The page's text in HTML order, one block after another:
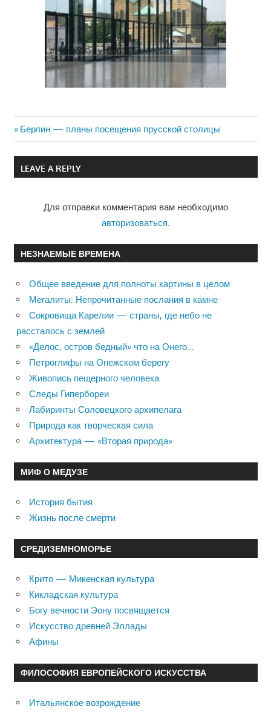
Навигация
по
Previous
Post:
Берлин — планы посещения прусской столицы
LEAVE A REPLY
Для отправки комментария вам необходимо
авторизоваться
НЕЗНАЕМЫЕ ВРЕМЕНА
Общее введение для полноты картины в целом
Мегалиты: Непрочитанные послания в камне
Сокровища Карелии — страны, где небо не
рассталось с землей
«Делос, остров бедный» что на Онего…
Петроглифы на Онежском берегу
Живопись пещерного человека
Следы Гипербореи
Лабиринты Соловецкого архипелага
Природа как творческая сила
Архитектура — «Вторая природа»
МИФ О МЕДУЗЕ
История бытия
Жизнь после смерти
СРЕДИЗЕМНОМОРЬЕ
Крито — Микенская культура
Кикладская культура
Богу вечности Эону посвящается
Искусство древней Эллады
Афины
ФИЛОСОФИЯ ЕВРОПЕЙСКОГО ИСКУССТВА
Итальянское возрождение